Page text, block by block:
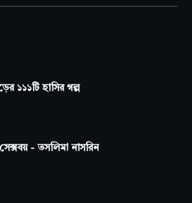
১১১টি হাসির গল্প
- তসলিমা নাসরিন